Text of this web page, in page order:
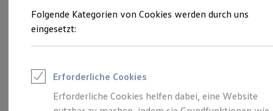
Junge Gebrauchtwagen und Gebrauchtwagen
Volkswagen Zertifizierte Gebrauchtwagen
Zubehör- und Serviceangebote
Leasing
Leasing-Angebote
Gebrauchtwagen Leasing
Folgende Kategorien von Cookies werden durch uns
eingesetzt:
Erforderliche Cookies
Erforderliche Cookies helfen dabei, eine Website